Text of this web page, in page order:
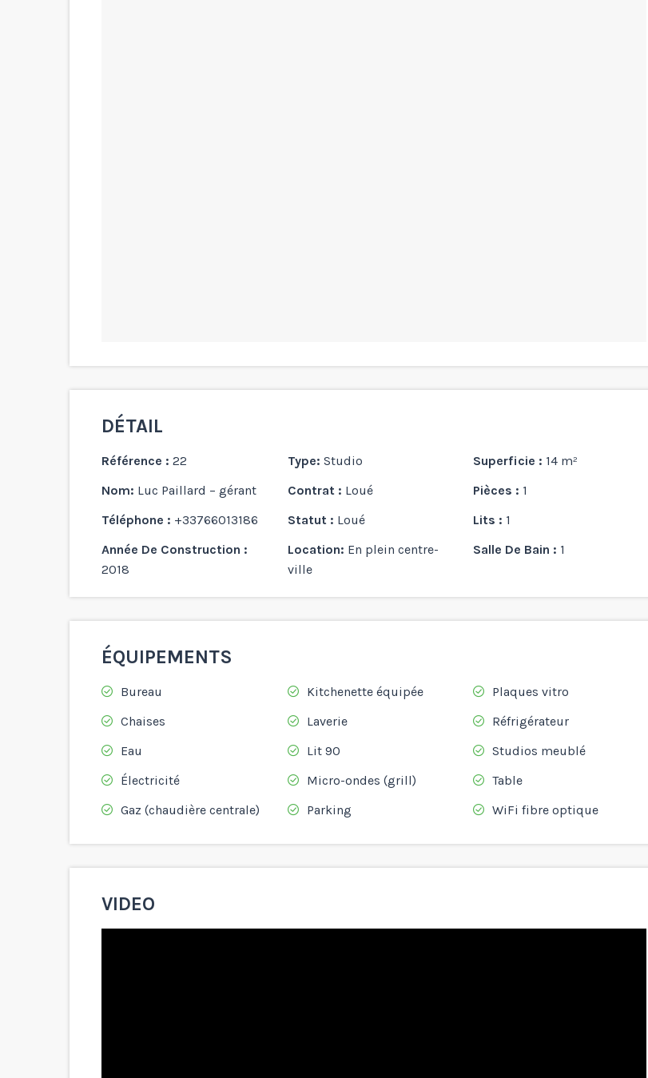
DÉTAIL
Référence : 22
Nom: Luc Paillard – gérant
Téléphone : +33766013186
Année De Construction :
2018
Type: Studio
Contrat : Loué
Statut : Loué
Location: En plein centre-
ville
Superficie :
14 m²
Pièces : 1
Lits : 1
Salle De Bain : 1
ÉQUIPEMENTS
Bureau
Chaises
Eau
Électricité
Gaz (chaudière centrale)
Kitchenette équipée
Laverie
Lit 90
Micro-ondes (grill)
Parking
Plaques vitro
Réfrigérateur
Studios meublé
Table
WiFi fibre optique
VIDEO